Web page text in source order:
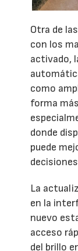
Otra de
con los
activado,
como
forma
donde
puede
La
en la
nuevo
acceso
del brillo